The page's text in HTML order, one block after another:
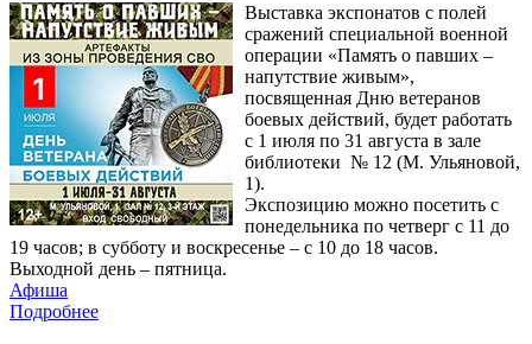
Выставка экспонатов с полей
сражений специальной военной
операции «Память о павших –
напутствие живым»,
посвященная Дню ветеранов
боевых действий, будет работать
с 1 июля по 31 августа в зале
библиотеки № 12 (М. Ульяновой,
1).
Экспозицию можно посетить с
понедельника по четверг с 11 до
19 часов; в субботу и воскресенье – с 10 до 18 часов.
Выходной день – пятница.
Афиша
Подробнее